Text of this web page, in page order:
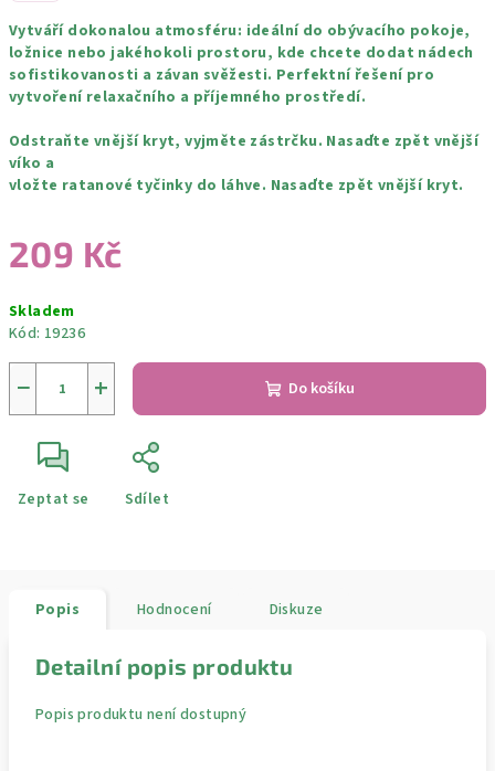
Vytváří dokonalou atmosféru: ideální do obývacího pokoje,
ložnice nebo jakéhokoli prostoru, kde chcete dodat nádech
sofistikovanosti a závan svěžesti. Perfektní řešení pro
vytvoření relaxačního a příjemného prostředí.
Odstraňte vnější kryt, vyjměte zástrčku. Nasaďte zpět vnější
víko a
vložte ratanové tyčinky do láhve. Nasaďte zpět vnější kryt.
209 Kč
cena:
Skladem
Kód: 19236
+
− Do košíku
Zeptat se Sdílet
Popis Hodnocení Diskuze
Detailní popis produktu
Popis produktu není dostupný